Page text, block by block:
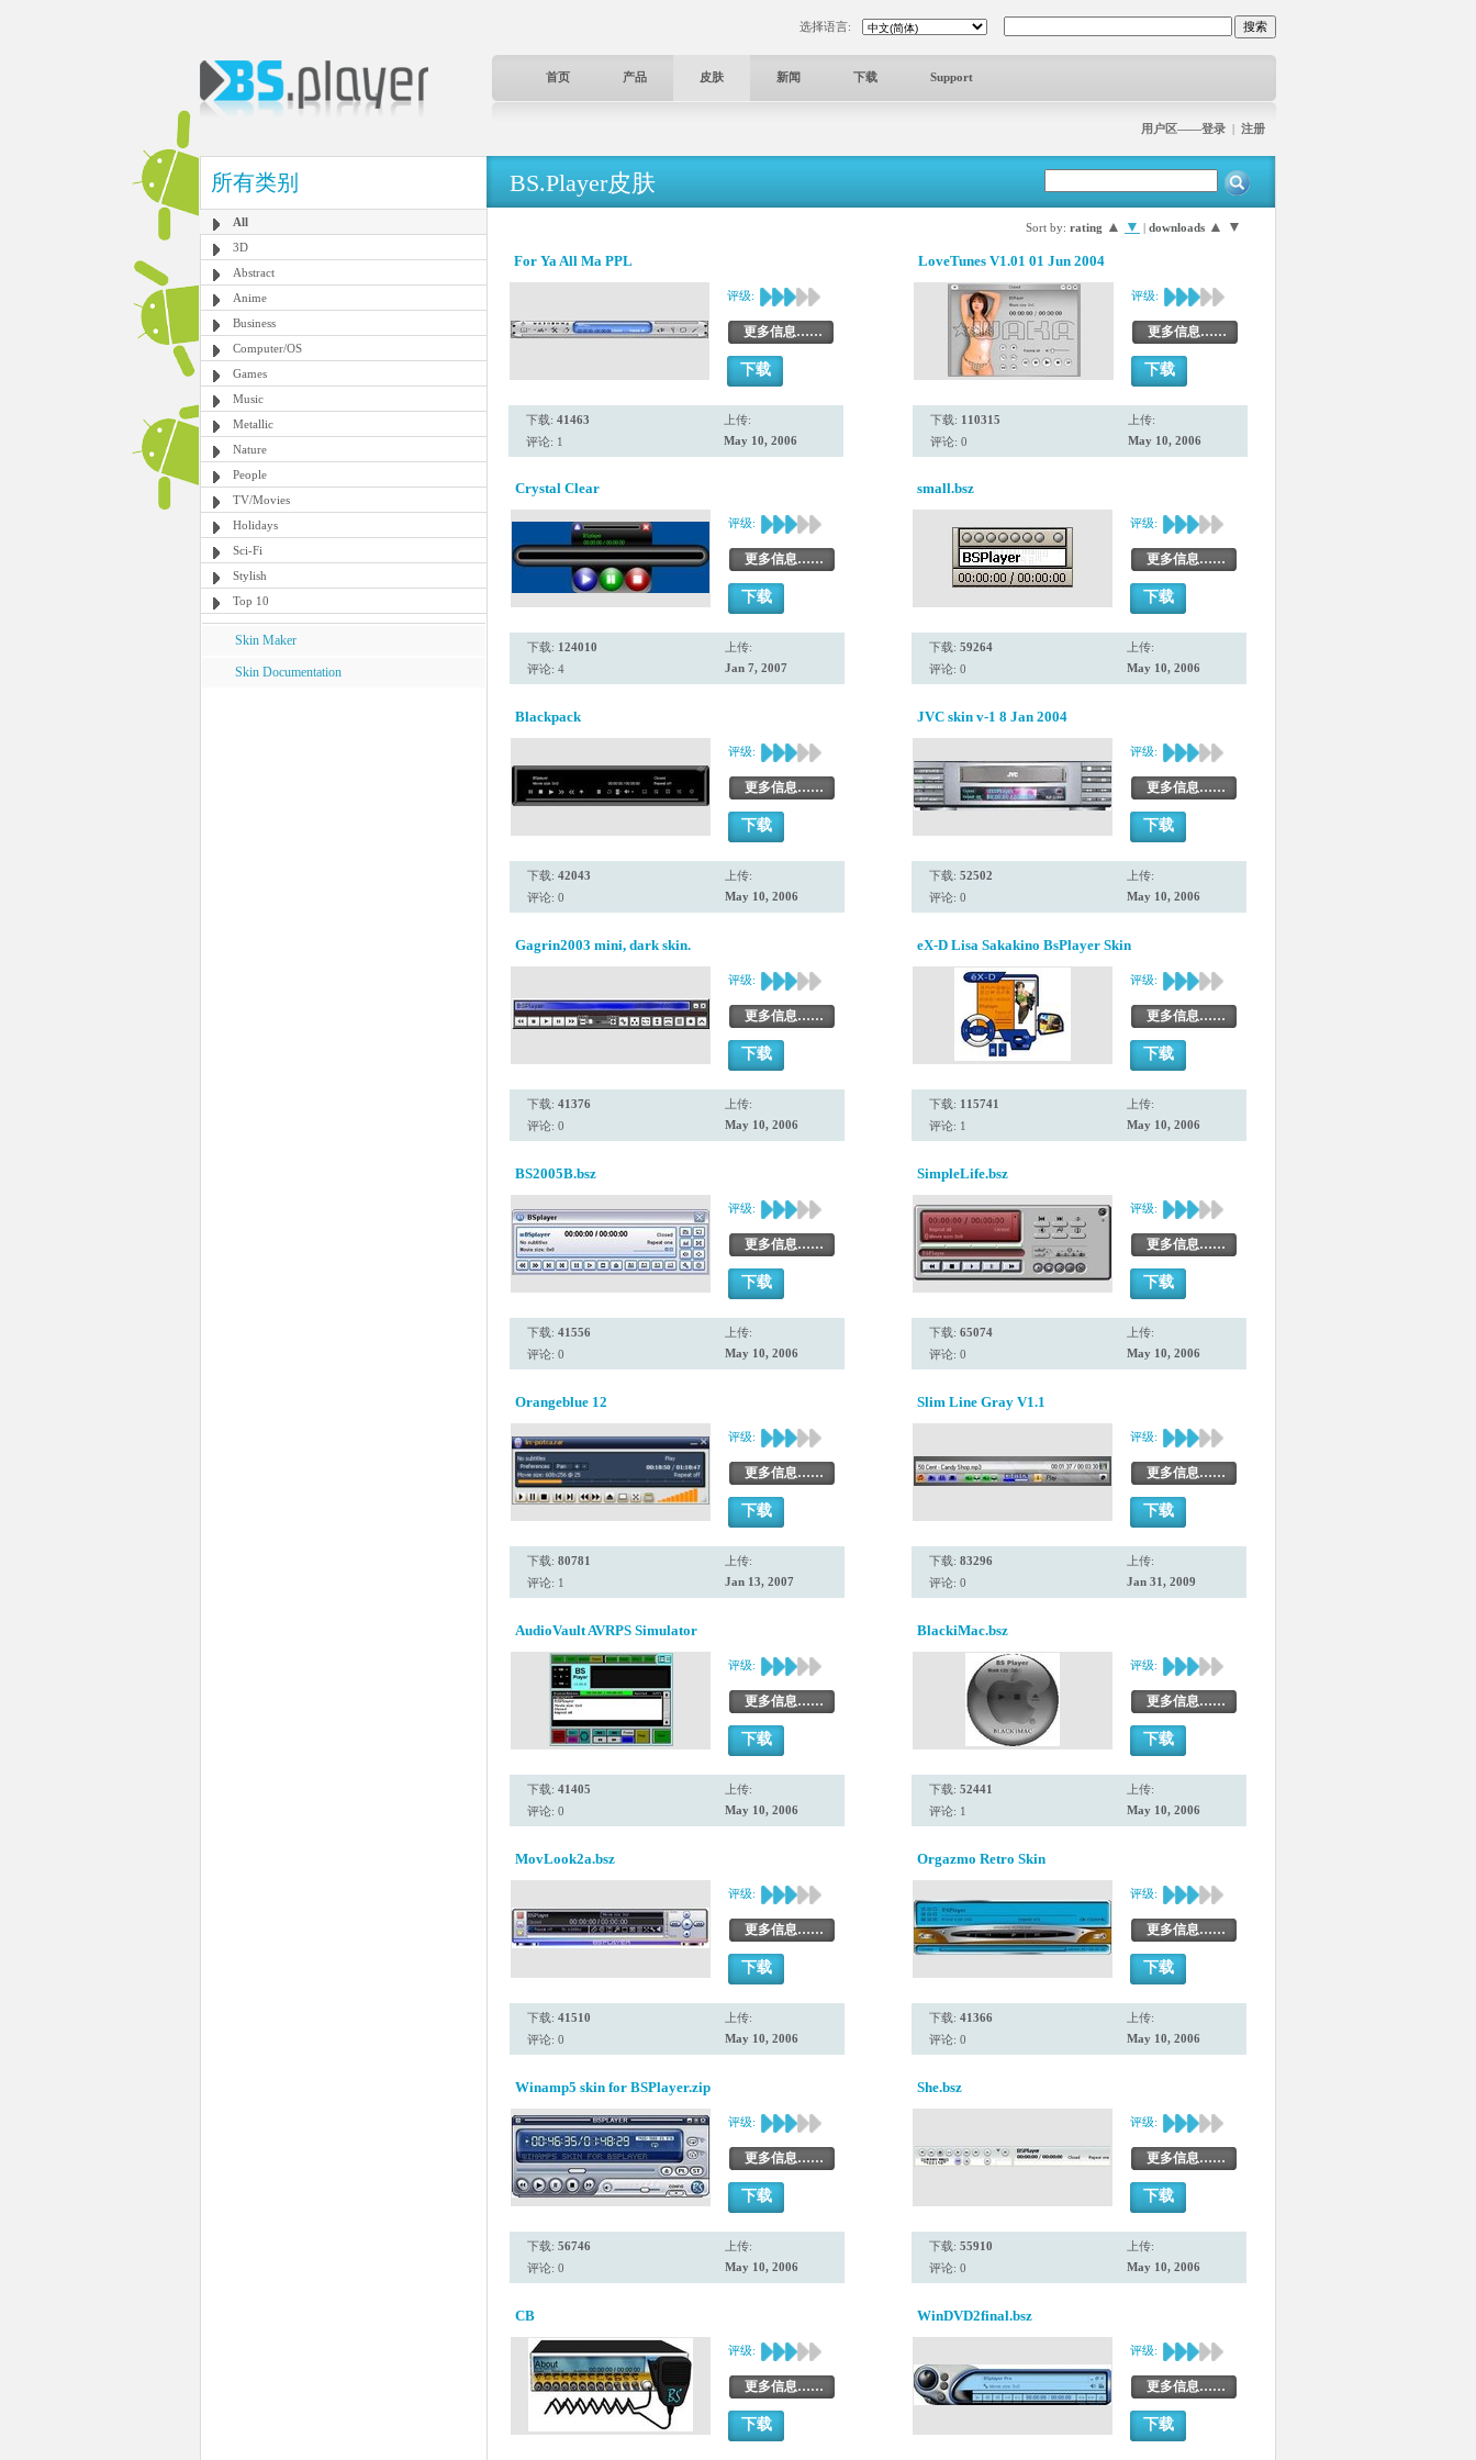
选择语言:
首页 产品 皮肤 新闻 下载 Support
用户区——登录 | 注册
所有类别
All
3D
Abstract
Anime
Business
Computer/OS
Games
Music
Metallic
Nature
People
TV/Movies
Holidays
Sci-Fi
Stylish
Top 10
Skin Maker
Skin Documentation
BS.Player皮肤
Sort by: rating ▲ ▼ | downloads ▲ ▼
For Ya All Ma PPL
评级:
更多信息……
下载
下载: 41463
评论: 1
上传:
May 10, 2006
LoveTunes V1.01 01 Jun 2004
评级:
更多信息……
下载
下载: 110315
评论: 0
上传:
May 10, 2006
Crystal Clear
评级:
更多信息……
下载
下载: 124010
评论: 4
上传:
Jan 7, 2007
small.bsz
评级:
更多信息……
下载
下载: 59264
评论: 0
上传:
May 10, 2006
Blackpack
评级:
更多信息……
下载
下载: 42043
评论: 0
上传:
May 10, 2006
JVC skin v-1 8 Jan 2004
评级:
更多信息……
下载
下载: 52502
评论: 0
上传:
May 10, 2006
Gagrin2003 mini, dark skin.
评级:
更多信息……
下载
下载: 41376
评论: 0
上传:
May 10, 2006
eX-D Lisa Sakakino BsPlayer Skin
评级:
更多信息……
下载
下载: 115741
评论: 1
上传:
May 10, 2006
BS2005B.bsz
评级:
更多信息……
下载
下载: 41556
评论: 0
上传:
May 10, 2006
SimpleLife.bsz
评级:
更多信息……
下载
下载: 65074
评论: 0
上传:
May 10, 2006
Orangeblue 12
评级:
更多信息……
下载
下载: 80781
评论: 1
上传:
Jan 13, 2007
Slim Line Gray V1.1
评级:
更多信息……
下载
下载: 83296
评论: 0
上传:
Jan 31, 2009
AudioVault AVRPS Simulator
评级:
更多信息……
下载
下载: 41405
评论: 0
上传:
May 10, 2006
BlackiMac.bsz
评级:
更多信息……
下载
下载: 52441
评论: 1
上传:
May 10, 2006
MovLook2a.bsz
评级:
更多信息……
下载
下载: 41510
评论: 0
上传:
May 10, 2006
Orgazmo Retro Skin
评级:
更多信息……
下载
下载: 41366
评论: 0
上传:
May 10, 2006
Winamp5 skin for BSPlayer.zip
评级:
更多信息……
下载
下载: 56746
评论: 0
上传:
May 10, 2006
She.bsz
评级:
更多信息……
下载
下载: 55910
评论: 0
上传:
May 10, 2006
CB
评级:
更多信息……
下载
WinDVD2final.bsz
评级:
更多信息……
下载